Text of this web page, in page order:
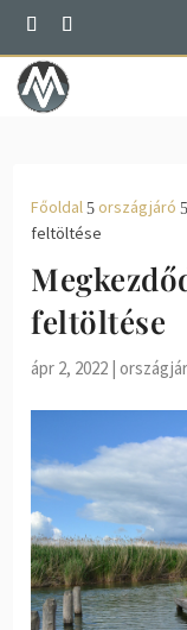
Főoldal 5 országjáró 5
feltöltése
feltöltése
ápr 2, 2022 |